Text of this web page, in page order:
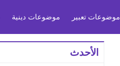
موضوعات تعبير موضوعات دينية
الأحدث